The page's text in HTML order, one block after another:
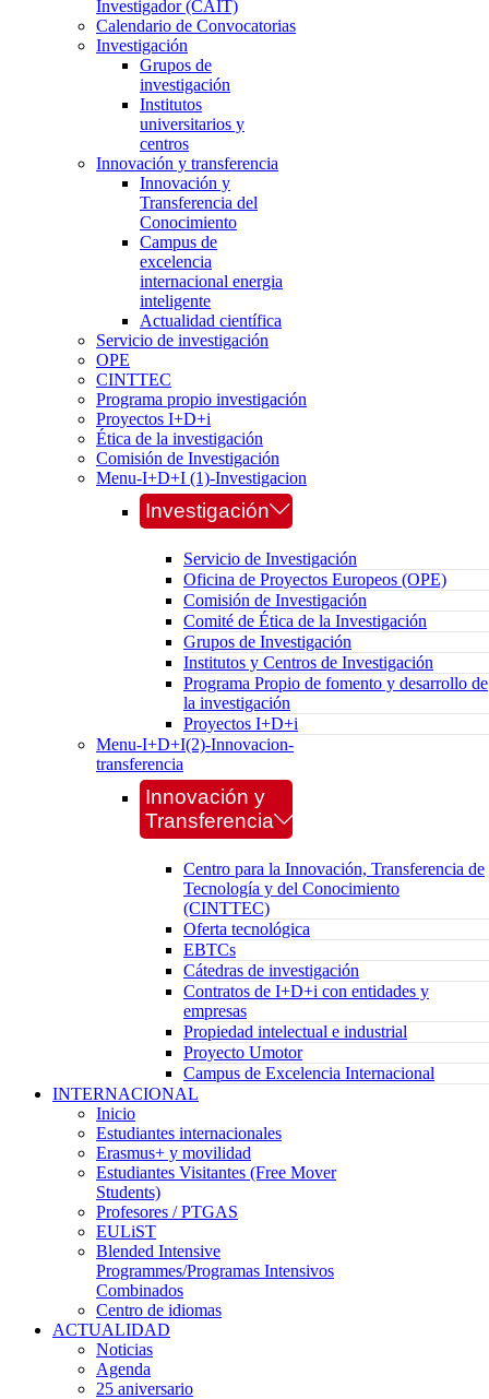
Investigador (CAIT)
Calendario de Convocatorias
Investigación
Grupos de
investigación
Institutos
universitarios y
centros
Innovación y transferencia
Innovación y
Transferencia del
Conocimiento
Campus de
excelencia
internacional energia
inteligente
Actualidad científica
Servicio de investigación
OPE
CINTTEC
Programa propio investigación
Proyectos I+D+i
Ética de la investigación
Comisión de Investigación
Menu-I+D+I (1)-Investigacion
Investigación
Servicio de Investigación
Oficina de Proyectos Europeos (OPE)
Comisión de Investigación
Comité de Ética de la Investigación
Grupos de Investigación
Institutos y Centros de Investigación
Programa Propio de fomento y desarrollo de
la investigación
Proyectos I+D+i
Menu-I+D+I(2)-Innovacion-
transferencia
Innovación y
Transferencia
Centro para la Innovación, Transferencia de
Tecnología y del Conocimiento
(CINTTEC)
Oferta tecnológica
EBTCs
Cátedras de investigación
Contratos de I+D+i con entidades y
empresas
Propiedad intelectual e industrial
Proyecto Umotor
Campus de Excelencia Internacional
INTERNACIONAL
Inicio
Estudiantes internacionales
Erasmus+ y movilidad
Estudiantes Visitantes (Free Mover
Students)
Profesores / PTGAS
EULiST
Blended Intensive
Programmes/Programas Intensivos
Combinados
Centro de idiomas
ACTUALIDAD
Noticias
Agenda
25 aniversario